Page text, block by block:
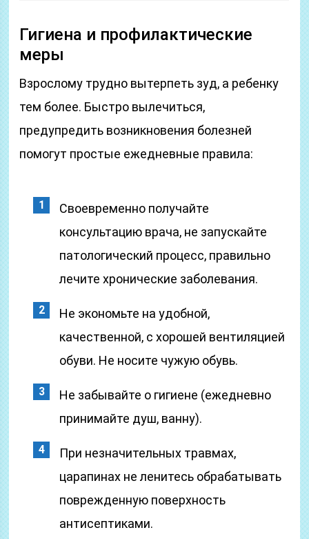
Гигиена и профилактические
меры
Взрослому трудно вытерпеть зуд, а ребенку
тем более. Быстро вылечиться,
предупредить возникновения болезней
помогут простые ежедневные правила:
Своевременно получайте
консультацию врача, не запускайте
патологический процесс, правильно
лечите хронические заболевания.
Не экономьте на удобной,
качественной, с хорошей вентиляцией
обуви. Не носите чужую обувь.
Не забывайте о гигиене (ежедневно
принимайте душ, ванну).
При незначительных травмах,
царапинах не ленитесь обрабатывать
поврежденную поверхность
антисептиками.